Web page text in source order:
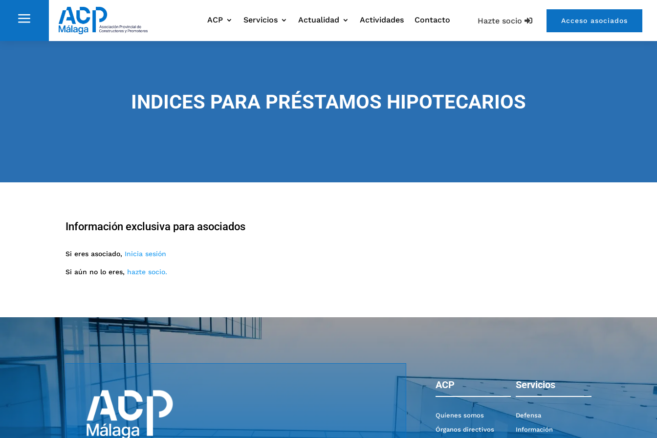
a Hazte socio Acceso asociados
ACP Servicios Actualidad Actividades Contacto
INDICES PARA PRÉSTAMOS HIPOTECARIOS
Información exclusiva para asociados
Si eres asociado, Inicia sesión
Si aún no lo eres, hazte socio.
ACP Servicios
Quíenes somos
Órganos directivos
Defensa
Información